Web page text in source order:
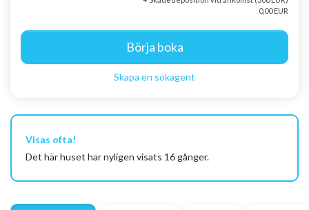
0,00 EUR
Börja boka
Skapa en sökagent
Visas ofta!
Det här huset har nyligen visats 16 gånger.